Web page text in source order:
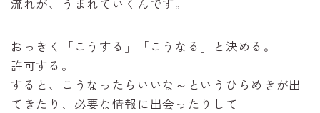
おっきく「こうする」「こうなる」と決める。
許可する。
すると、こうなったらいいな～というひらめきが出
てきたり、必要な情報に出会ったりして